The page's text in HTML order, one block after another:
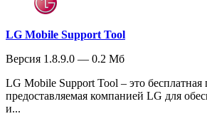
LG Mobile Support Tool
Версия 1.8.9.0 — 0.2 Мб
LG Mobile Support Tool – это бесплатная
предоставляемая компанией LG для
и...